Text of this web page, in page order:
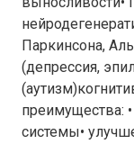
Паркинсона,
(депрессия,
преимущества:
системы•